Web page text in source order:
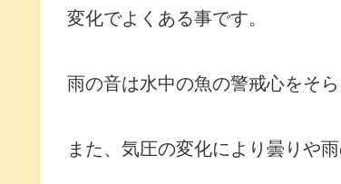
変化でよくある事です。
雨の音は水中の魚の警戒心をそ
また、気圧の変化により曇りや